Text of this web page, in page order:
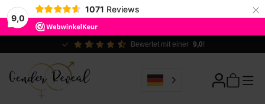
9,0
1071 Reviews ×
Bewertet mit einer 9,0 !